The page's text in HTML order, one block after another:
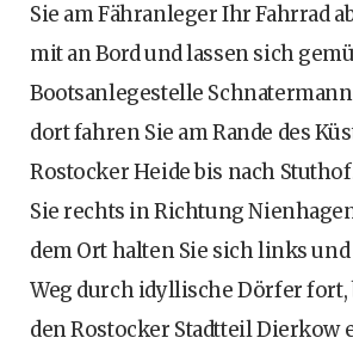
Sie am Fähranleger Ihr Fahrrad
mit an Bord und lassen sich
Bootsanlegestelle
dort fahren Sie am Rande des
Rostocker Heide bis nach
Sie rechts in Richtung
dem Ort halten Sie sich links
Weg durch idyllische Dörfer fort,
den Rostocker Stadtteil Dierkow